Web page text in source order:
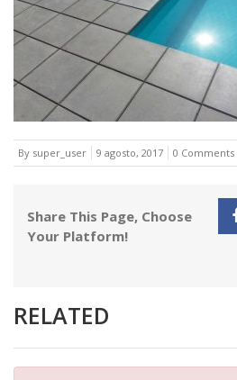
By super_user 9 agosto, 2017 0 Comments
Share This Page, Choose
Your Platform!
RELATED